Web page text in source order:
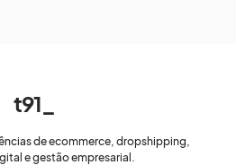
t91_
de ecommerce, dropshipping,
e gestão empresarial.